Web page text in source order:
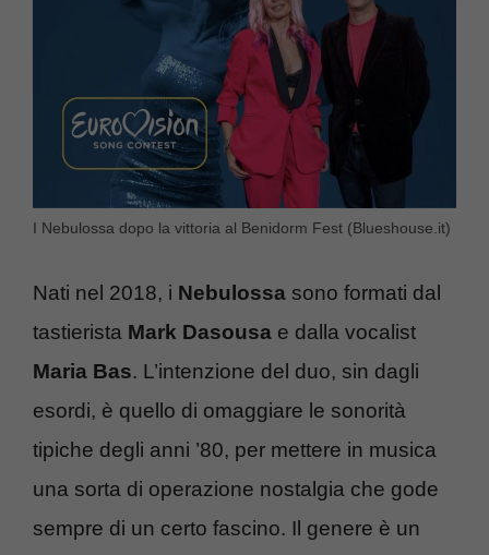
I Nebulossa dopo la vittoria al Benidorm Fest (Blueshouse.it)
Nati nel 2018, i Nebulossa sono formati dal
tastierista Mark Dasousa e dalla vocalist
Maria Bas. L’intenzione del duo, sin dagli
esordi, è quello di omaggiare le sonorità
tipiche degli anni ’80, per mettere in musica
una sorta di operazione nostalgia che gode
sempre di un certo fascino. Il genere è un